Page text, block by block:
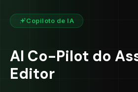
Copiloto de IA
AI Co-Pilot do
Editor